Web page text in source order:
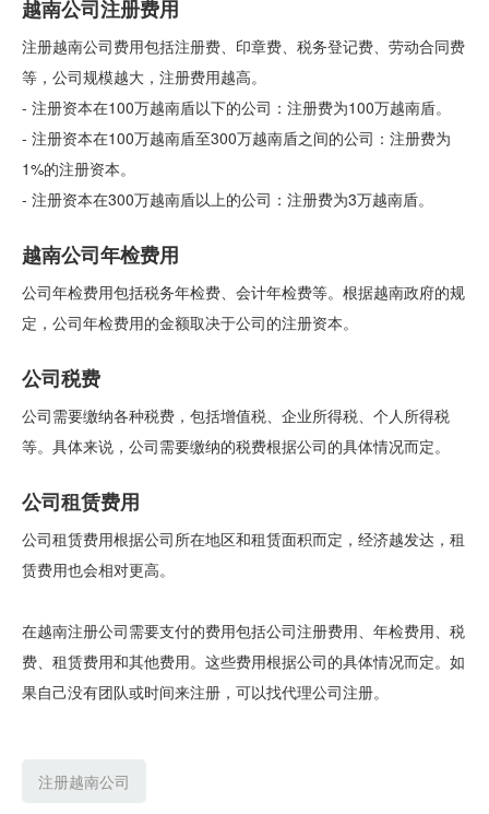
越南公司注册费用
注册越南公司费用包括注册费、印章费、税务登记费、劳动合同费
等，公司规模越大，注册费用越高。
- 注册资本在100万越南盾以下的公司：注册费为100万越南盾。
- 注册资本在100万越南盾至300万越南盾之间的公司：注册费为
1%的注册资本。
- 注册资本在300万越南盾以上的公司：注册费为3万越南盾。
越南公司年检费用
公司年检费用包括税务年检费、会计年检费等。根据越南政府的规
定，公司年检费用的金额取决于公司的注册资本。
公司税费
公司需要缴纳各种税费，包括增值税、企业所得税、个人所得税
等。具体来说，公司需要缴纳的税费根据公司的具体情况而定。
公司租赁费用
公司租赁费用根据公司所在地区和租赁面积而定，经济越发达，租
赁费用也会相对更高。
在越南注册公司需要支付的费用包括公司注册费用、年检费用、税
费、租赁费用和其他费用。这些费用根据公司的具体情况而定。如
果自己没有团队或时间来注册，可以找代理公司注册。
注册越南公司